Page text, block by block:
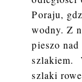
Poraju,
wodny. Z
pieszo
szlakiem.
szlaki